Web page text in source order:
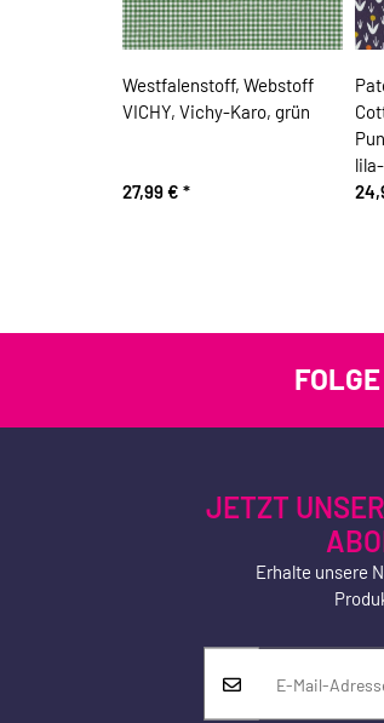
Westfalenstoff, Webstoff
VICHY, Vichy-Karo, grün
27,99 € *
JETZT
Erhalte unsere